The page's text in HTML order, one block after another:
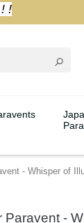
!
- Whisper of
Paravent -